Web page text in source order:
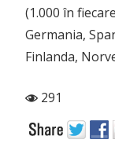
(1.000 în
Germania,
Finlanda,
291